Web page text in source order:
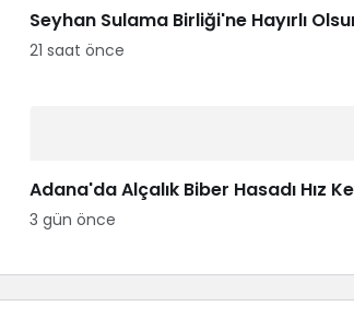
Seyhan Sulama Birliği'ne Hayırlı
21 saat önce
Adana'da Alçalık Biber Hasadı Hız
3 gün önce